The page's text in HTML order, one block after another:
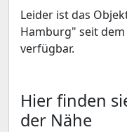
Leider ist das
Hamburg" seit
verfügbar.
Hier finden
der Nähe